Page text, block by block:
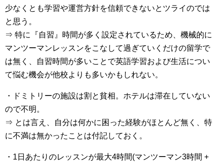
少なくとも学習や運営方針を信頼できないとツライのでは
と思う。
⇒ 特に『自習』時間が多く設定されているため、機械的に
マンツーマンレッスンをこなして過ぎていくだけの留学で
は無く、自習時間が多いことで英語学習および生活につい
て悩む機会が他校よりも多いかもしれない。
・ドミトリーの施設は割と貧相。ホテルは滞在していない
ので不明。
⇒ とは言え、自分は何かに困った経験がほとんど無く、特
に不満は無かったことは付記しておく。
・1日あたりのレッスンが最大4時間(マンツーマン3時間 +